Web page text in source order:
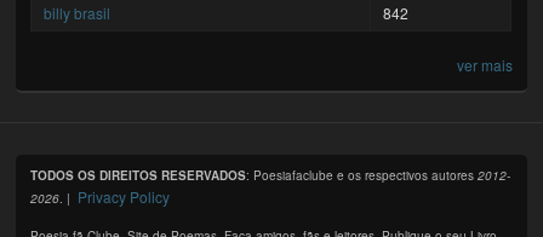
billy brasil
842
ver mais
TODOS OS DIREITOS RESERVADOS: Poesiafaclube e os respectivos autores2012-
2026 . | Privacy Policy